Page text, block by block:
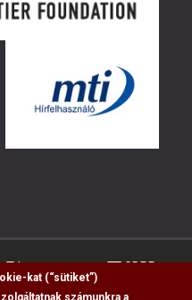
Impresszum GDPR
kat (“sütiket”)
számunkra a